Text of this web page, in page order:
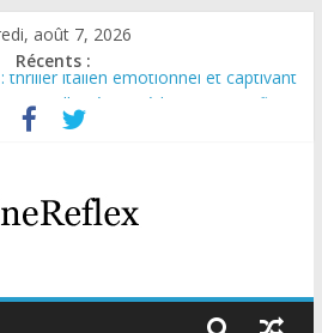
août 7, 2026
Récents :
thriller italien émotionnel et captivant
: nouvelle série suédoise sur Netflix
d’un film érotique devenu
série qui séduira les fans de